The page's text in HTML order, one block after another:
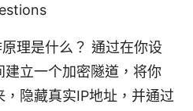
理是什么？ 通过在你设
立一个加密隧道，将你
隐藏真实IP地址，并通过